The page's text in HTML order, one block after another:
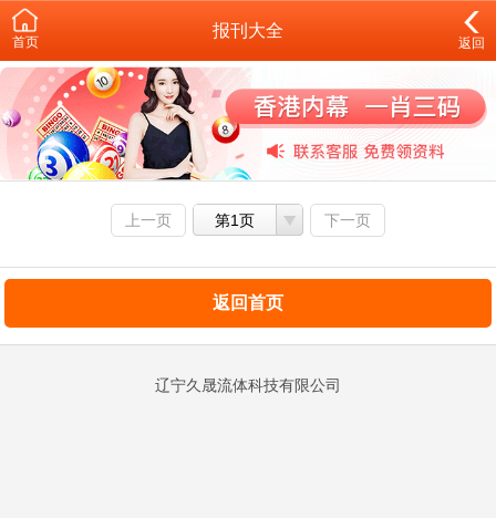
首页
报刊大全
返回
上一页 第1页 下一页
返回首页
辽宁久晟流体科技有限公司